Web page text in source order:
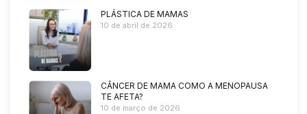
PLÁSTICA DE MAMAS
10 de abril de 2026
CÂNCER DE MAMA COMO A MENOPAUSA
TE AFETA?
10 de março de 2026